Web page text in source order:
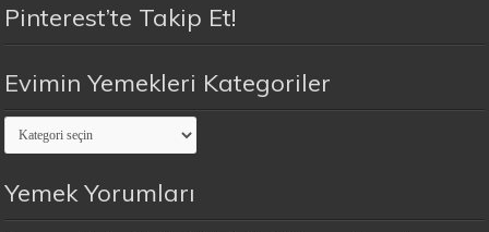
Pinterest’te Takip Et!
Evimin Yemekleri Kategoriler
Evimin
Yemekleri
Kategoriler
Yemek Yorumları